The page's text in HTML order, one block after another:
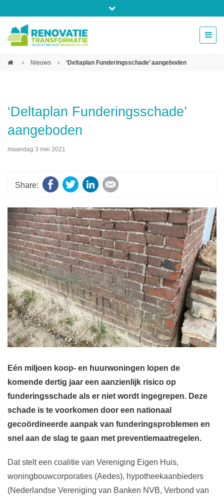
beurs@54events.nl
› Nieuws › ‘Deltaplan Funderingsschade’ aangeboden
‘Deltaplan Funderingsschade’
aangeboden
maandag 3 mei 2021
Facebook
Twitter LinkedIn
Eén miljoen koop- en huurwoningen lopen de
komende dertig jaar een aanzienlijk risico op
funderingsschade als er niet wordt ingegrepen. Deze
schade is te voorkomen door een nationaal
gecoördineerde aanpak van funderingsproblemen en
snel aan de slag te gaan met preventiemaatregelen.
Dat stelt een coalitie van Vereniging Eigen Huis,
woningbouwcorporaties (Aedes), hypotheekaanbieders
(Nederlandse Vereniging van Banken NVB, Verbond van